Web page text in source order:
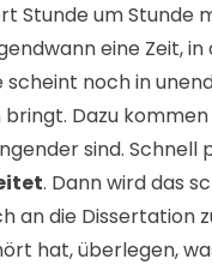
Stunde um Stunde
eine Zeit,
scheint noch in
Dazu
sind. Schnell
. Dann wird das
an die Dissertation
hat, überlegen,